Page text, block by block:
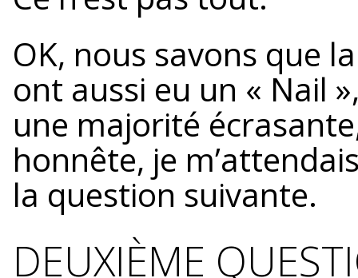
OK, nous savons que
ont aussi eu un « Nail
une majorité
honnête, je
la question suivante.
DEUXIÈME